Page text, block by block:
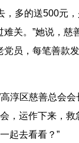
多的送500元
关。”她说，慈
员，每笔善款
区慈善总会会
，运作下来，
起去看看？”